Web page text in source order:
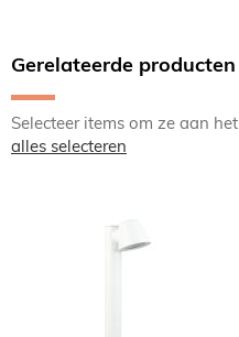
Gerelateerde producten
Selecteer items om ze aan
alles selecteren